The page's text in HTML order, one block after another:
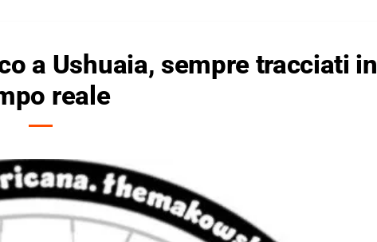
a Ushuaia, sempre tracciati in
reale